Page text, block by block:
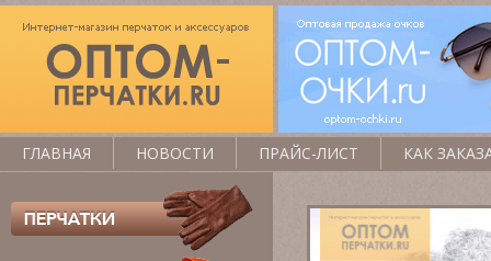
ГЛАВНАЯ НОВОСТИ ПРАЙС-ЛИСТ КАК